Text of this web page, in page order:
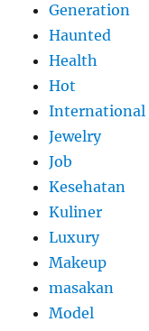
Generation
Haunted
Health
Hot
International
Jewelry
Job
Kesehatan
Kuliner
Luxury
Makeup
masakan
Model